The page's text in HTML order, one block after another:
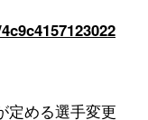
定める選手変更